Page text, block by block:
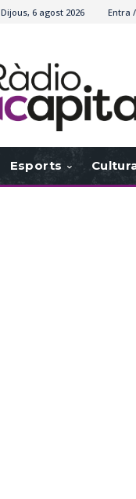
Dijous, 6 agost 2026 Entra
Esports